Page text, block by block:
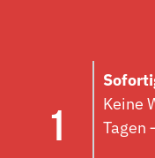
Keine
Tagen